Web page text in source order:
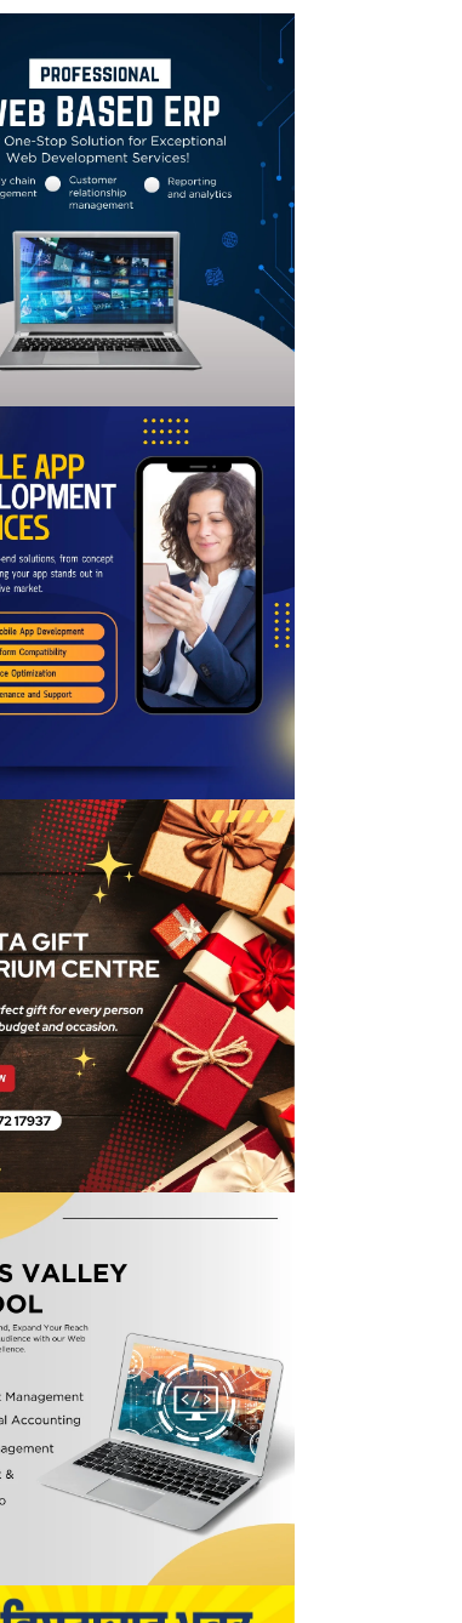
Email Print